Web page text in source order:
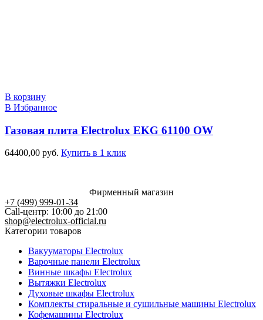
В корзину
В Избранное
Газовая плита Electrolux EKG 61100 OW
64400,00 руб. Купить в 1 клик
Фирменный магазин
+7 (499) 999-01-34
Call-центр: 10:00 до 21:00
shop@electrolux-official.ru
Категории товаров
Вакууматоры Electrolux
Варочные панели Electrolux
Винные шкафы Electrolux
Вытяжки Electrolux
Духовые шкафы Electrolux
Комплекты стиральные и сушильные машины Electrolux
Кофемашины Electrolux